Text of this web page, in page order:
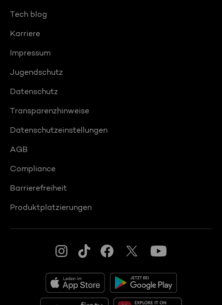
Tech blog
Karriere
Impressum
Jugendschutz
Datenschutz
Transparenzhinweise
Datenschutzeinstellungen
AGB
Compliance
Barrierefreiheit
Produktplatzierungen